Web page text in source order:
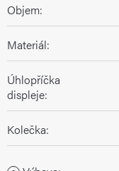
Objem:
Materiál:
Úhlopříčka
displeje:
Kolečka: